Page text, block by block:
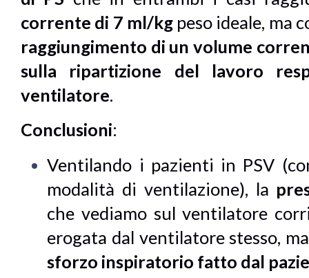
corrente di 7 ml/kgpeso ideale, ma
raggiungimento di un volume
sulla ripartizione del lavoro
ventilatore.
Conclusioni:
Ventilando i pazienti in PSV
modalità di ventilazione), la
che vediamo sul ventilatore
erogata dal ventilatore stesso,
sforzo inspiratorio fatto dal